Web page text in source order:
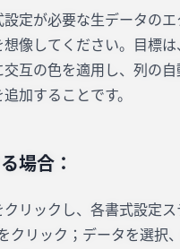
定が必要な生データのエ
想像してください。目標
互の色を適用し、列の自
加することです。
場合：
クリックし、各書式設定
クリック；データを選択